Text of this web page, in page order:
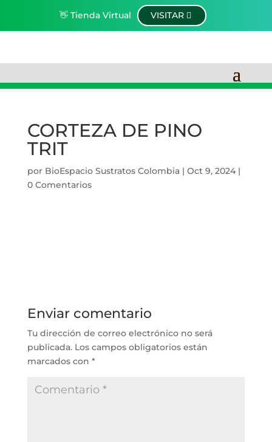
👋 Tienda Virtual VISITAR
CORTEZA DE PINO
TRIT
por BioEspacio Sustratos Colombia| Oct 9, 2024|
0 Comentarios
Enviar comentario
Tu dirección de correo electrónico no será
publicada. Los campos obligatorios están
marcados con *